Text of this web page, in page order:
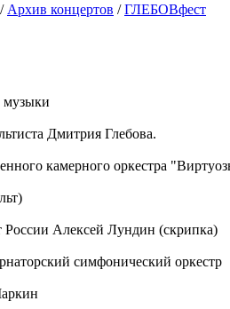
/ Архив концертов /ГЛЕБОВфест
музыки
Дмитрия Глебова.
камерного оркестра
России Алексей Лундин (скрипка)
симфонический оркестр